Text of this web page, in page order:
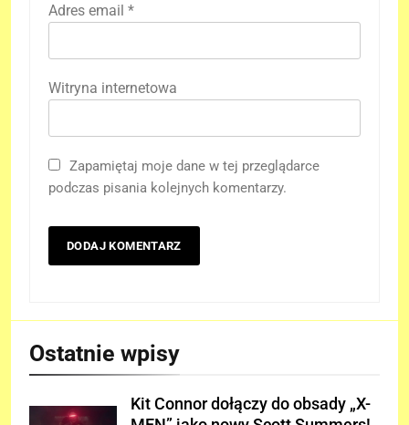
Adres email *
Witryna internetowa
Zapamiętaj moje dane w tej przeglądarce
podczas pisania kolejnych komentarzy.
Ostatnie wpisy
Kit Connor dołączy do obsady „X-